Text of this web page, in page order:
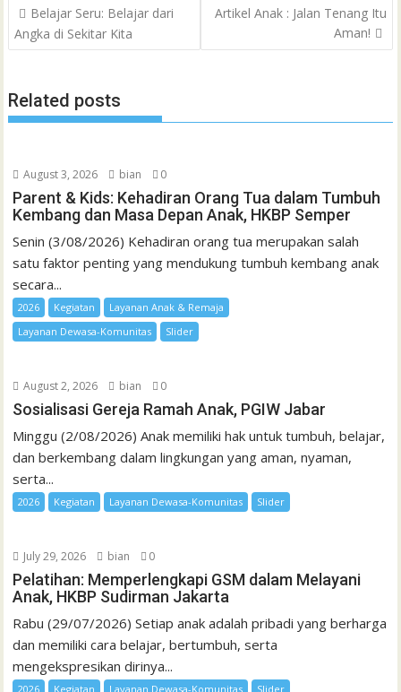
o
o
e
r
A
p
M
g
d
I
r
e
a
t
Post
navigation
Belajar Seru: Belajar dari
Angka di Sekitar Kita
Artikel Anak : Jalan Tenang Itu
Aman!
Related posts
August 3, 2026 bian 0
Parent & Kids: Kehadiran Orang Tua dalam Tumbuh
Kembang dan Masa Depan Anak, HKBP Semper
Senin (3/08/2026) Kehadiran orang tua merupakan salah
satu faktor penting yang mendukung tumbuh kembang anak
secara...
2026 Kegiatan
Layanan Anak & Remaja
Layanan Dewasa-Komunitas
Slider
August 2, 2026 bian 0
Sosialisasi Gereja Ramah Anak, PGIW Jabar
Minggu (2/08/2026) Anak memiliki hak untuk tumbuh, belajar,
dan berkembang dalam lingkungan yang aman, nyaman,
serta...
2026 Kegiatan Layanan Dewasa-Komunitas Slider
July 29, 2026 bian 0
Pelatihan: Memperlengkapi GSM dalam Melayani
Anak, HKBP Sudirman Jakarta
Rabu (29/07/2026) Setiap anak adalah pribadi yang berharga
dan memiliki cara belajar, bertumbuh, serta
mengekspresikan dirinya...
2026 Kegiatan Layanan Dewasa-Komunitas Slider